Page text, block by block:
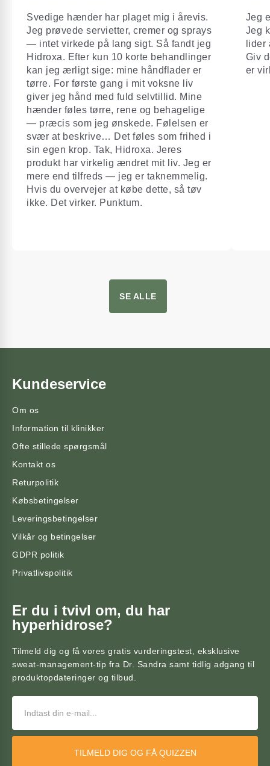
Svedige hænder har plaget mig i årevis.
Jeg prøvede servietter, cremer og sprays
— intet virkede på lang sigt. Så fandt jeg
Hidroxa. Efter kun 10 korte behandlinger
kan jeg ærligt sige: mine håndflader er
tørre. For første gang i mit voksne liv
giver jeg hånd med fuld selvtillid. Mine
hænder føles tørre, rene og behagelige
— præcis som jeg ønskede. Følelsen er
svær at beskrive… Det føles som frihed i
sin egen krop. Tak, Hidroxa. Jeres
produkt har virkelig ændret mit liv. Jeg er
mere end tilfreds — jeg er taknemmelig.
Hvis du overvejer at købe dette, så tøv
ikke. Det virker. Punktum.
Jeg
Jeg
lider
Giv
er
SE ALLE
Kundeservice
Om os
Information til klinikker
Ofte stillede spørgsmål
Kontakt os
Returpolitik
Købsbetingelser
Leveringsbetingelser
Vilkår og betingelser
GDPR politik
Privatlivspolitik
Er du i tvivl om, du har
hyperhidrose?
Tilmeld dig og få vores gratis vurderingstest, eksklusive
sweat-management-tip fra Dr. Sandra samt tidlig adgang til
produktopdateringer og tilbud.
TILMELD DIG OG FÅ QUIZZEN